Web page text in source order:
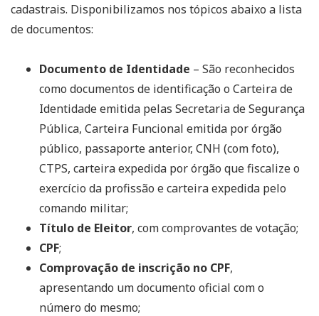
cadastrais. Disponibilizamos nos tópicos abaixo a lista
de documentos:
Documento de Identidade – São reconhecidos
como documentos de identificação o Carteira de
Identidade emitida pelas Secretaria de Segurança
Pública, Carteira Funcional emitida por órgão
público, passaporte anterior, CNH (com foto),
CTPS, carteira expedida por órgão que fiscalize o
exercício da profissão e carteira expedida pelo
comando militar;
Título de Eleitor, com comprovantes de votação;
CPF;
Comprovação de inscrição no CPF,
apresentando um documento oficial com o
número do mesmo;